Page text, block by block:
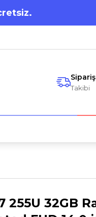
Sipariş
Takibi
255U 32GB